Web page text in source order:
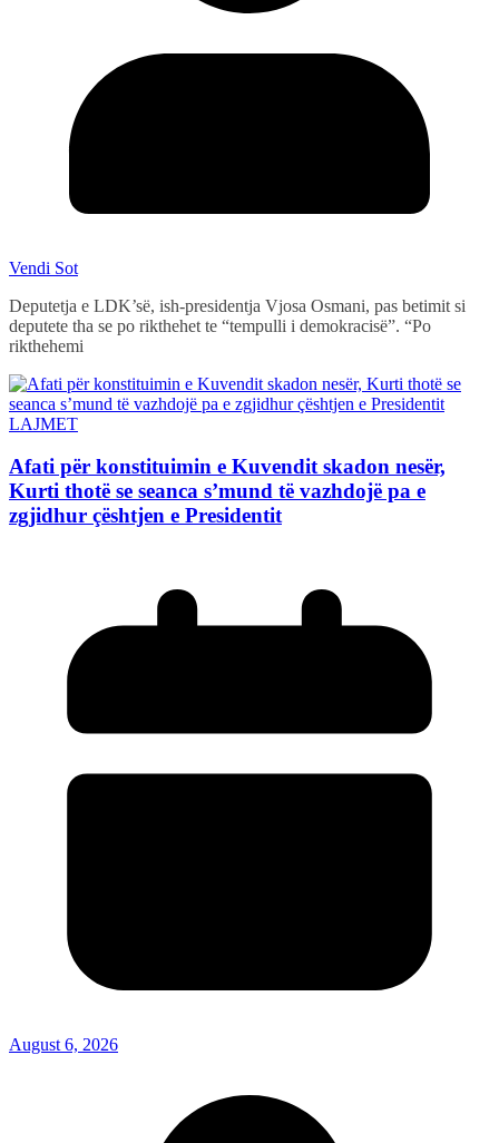
Vendi Sot
Deputetja e LDK’së, ish-presidentja Vjosa Osmani, pas betimit si
deputete tha se po rikthehet te “tempulli i demokracisë”. “Po
rikthehemi
LAJMET
Afati për konstituimin e Kuvendit skadon nesër,
Kurti thotë se seanca s’mund të vazhdojë pa e
zgjidhur çështjen e Presidentit
August 6, 2026